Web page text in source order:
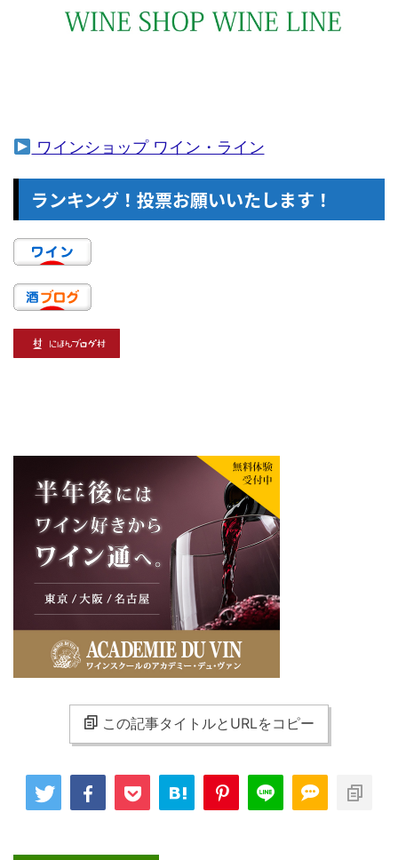
ワインショップ ワイン・ライン
ランキング！投票お願いいたします！
この記事タイトルとURLをコピー